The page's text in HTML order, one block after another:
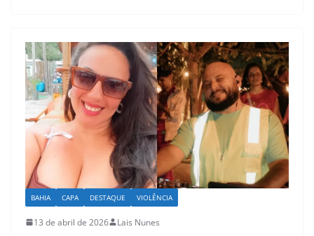
A
p
p
b
o
o
k
BAHIA CAPA DESTAQUE VIOLÊNCIA
13 de abril de 2026 Lais Nunes